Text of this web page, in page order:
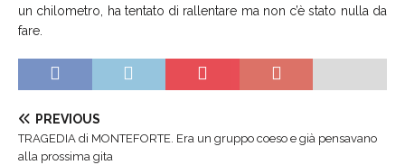
un chilometro, ha tentato di rallentare ma non c’è stato nulla da
fare.
PREVIOUS
TRAGEDIA di MONTEFORTE. Era un gruppo coeso e già pensavano
alla prossima gita